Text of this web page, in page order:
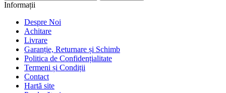
Informații
Despre Noi
Achitare
Livrare
Garanție, Returnare și Schimb
Politica de Confidențialitate
Termeni și Condiții
Contact
Hartă site